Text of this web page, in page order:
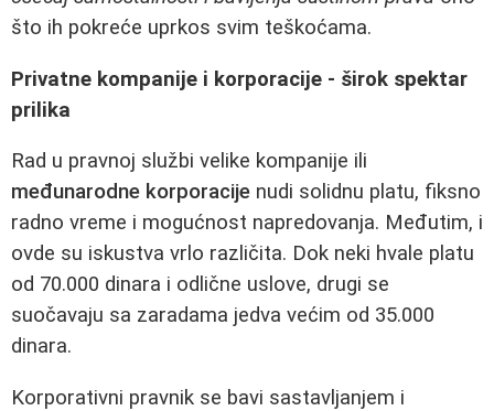
što ih pokreće uprkos svim teškoćama.
Privatne kompanije i korporacije - širok spektar
prilika
Rad u pravnoj službi velike kompanije ili
međunarodne korporacije nudi solidnu platu, fiksno
radno vreme i mogućnost napredovanja. Međutim, i
ovde su iskustva vrlo različita. Dok neki hvale platu
od 70.000 dinara i odlične uslove, drugi se
suočavaju sa zaradama jedva većim od 35.000
dinara.
Korporativni pravnik se bavi sastavljanjem i